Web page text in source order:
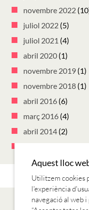
novembre 2022
juliol 2022 (5)
juliol 2021 (4)
abril 2020 (1)
novembre 2019 (1)
novembre 2018 (1)
abril 2016 (6)
març 2016 (4)
abril 2014 (2)
Aquest lloc
Utilitzem cookies
l'experiència
navegació al web